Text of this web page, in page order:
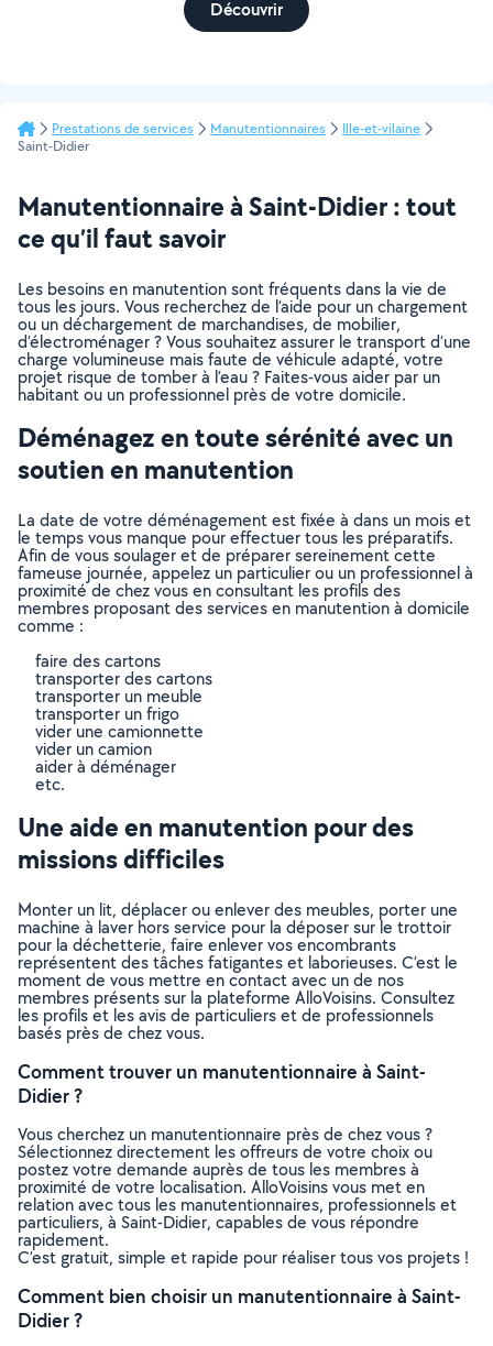
Découvrir
Prestations de services Manutentionnaires
Ille-et-vilaine
Saint-Didier
Manutentionnaire à Saint-Didier : tout
ce qu’il faut savoir
Les besoins en manutention sont fréquents dans la vie de
tous les jours. Vous recherchez de l’aide pour un chargement
ou un déchargement de marchandises, de mobilier,
d’électroménager ? Vous souhaitez assurer le transport d’une
charge volumineuse mais faute de véhicule adapté, votre
projet risque de tomber à l’eau ? Faites-vous aider par un
habitant ou un professionnel près de votre domicile.
Déménagez en toute sérénité avec un
soutien en manutention
La date de votre déménagement est fixée à dans un mois et
le temps vous manque pour effectuer tous les préparatifs.
Afin de vous soulager et de préparer sereinement cette
fameuse journée, appelez un particulier ou un professionnel à
proximité de chez vous en consultant les profils des
membres proposant des services en manutention à domicile
comme :
faire des cartons
transporter des cartons
transporter un meuble
transporter un frigo
vider une camionnette
vider un camion
aider à déménager
etc.
Une aide en manutention pour des
missions difficiles
Monter un lit, déplacer ou enlever des meubles, porter une
machine à laver hors service pour la déposer sur le trottoir
pour la déchetterie, faire enlever vos encombrants
représentent des tâches fatigantes et laborieuses. C’est le
moment de vous mettre en contact avec un de nos
membres présents sur la plateforme AlloVoisins. Consultez
les profils et les avis de particuliers et de professionnels
basés près de chez vous.
Comment trouver un manutentionnaire à Saint-
Didier ?
Vous cherchez un manutentionnaire près de chez vous ?
Sélectionnez directement les offreurs de votre choix ou
postez votre demande auprès de tous les membres à
proximité de votre localisation. AlloVoisins vous met en
relation avec tous les manutentionnaires, professionnels et
particuliers, à Saint-Didier, capables de vous répondre
rapidement.
C’est gratuit, simple et rapide pour réaliser tous vos projets !
Comment bien choisir un manutentionnaire à Saint-
Didier ?